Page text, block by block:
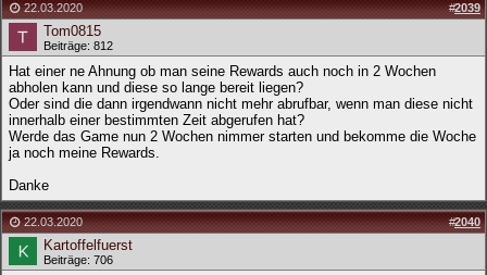
22.03.2020 #2039
Tom0815
Beiträge: 812
Hat einer ne Ahnung ob man seine Rewards auch noch in 2 Wochen
abholen kann und diese so lange bereit liegen?
Oder sind die dann irgendwann nicht mehr abrufbar, wenn man diese nicht
innerhalb einer bestimmten Zeit abgerufen hat?
Werde das Game nun 2 Wochen nimmer starten und bekomme die Woche
ja noch meine Rewards.
Danke
22.03.2020 #2040
Kartoffelfuerst
Beiträge: 706